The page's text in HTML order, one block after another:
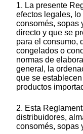
1. La presente
efectos legales,
consomés, sopas
directo y que se
para el consumo,
congelados o
normas de
general, la
que se
productos
2. Esta
distribuidores,
consomés, sopas